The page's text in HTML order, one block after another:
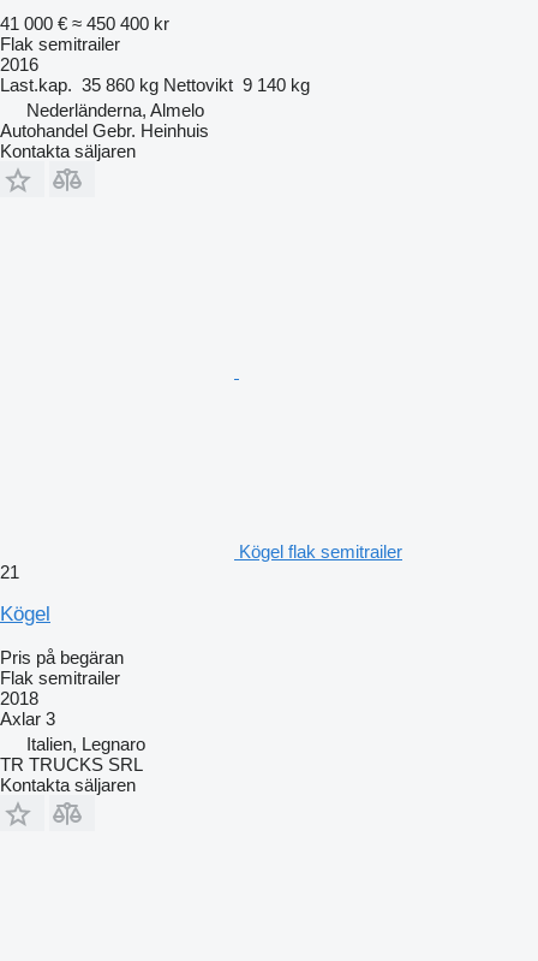
41 000 € ≈ 450 400 kr
Flak semitrailer
2016
Last.kap. 35 860 kg Nettovikt 9 140 kg
Nederländerna, Almelo
Autohandel Gebr. Heinhuis
Kontakta säljaren
Kögel flak semitrailer
21
Kögel
Pris på begäran
Flak semitrailer
2018
Axlar 3
Italien, Legnaro
TR TRUCKS SRL
Kontakta säljaren